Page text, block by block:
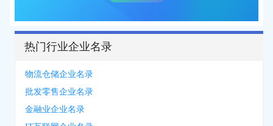
热门行业企业名录
物流仓储企业名录
批发零售企业名录
金融业企业名录